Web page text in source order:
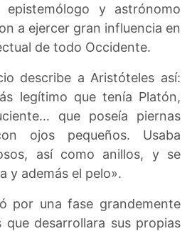
epistemólogo y astrónomo
a ejercer gran influencia en
de todo Occidente.
describe a Aristóteles así:
legítimo que tenía Platón,
que poseía piernas
ojos pequeños. Usaba
así como anillos, y se
y además el pelo».
por una fase grandemente
que desarrollara sus propias